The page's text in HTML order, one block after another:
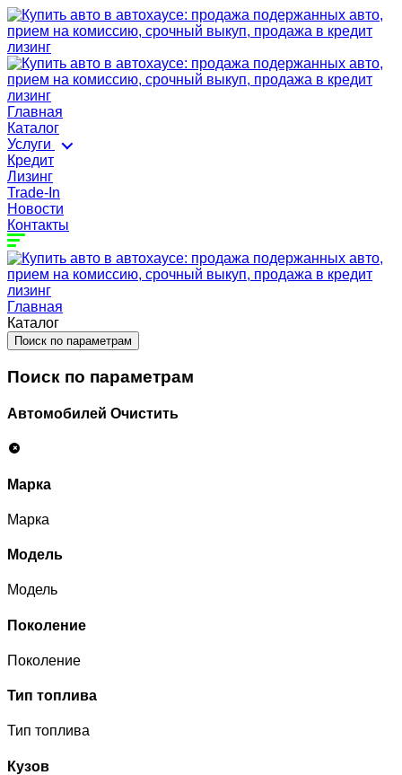
Главная
Каталог
Услуги
Кредит
Лизинг
Trade-In
Новости
Контакты
Главная
Каталог
Поиск по параметрам
Поиск по параметрам
Автомобилей Очистить
Марка
Марка
Модель
Модель
Поколение
Поколение
Тип топлива
Тип топлива
Кузов